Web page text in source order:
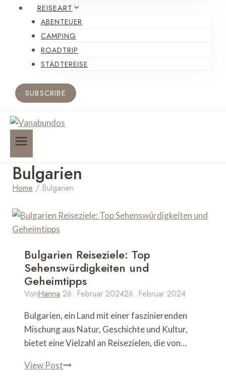
REISEART
ABENTEUER
CAMPING
ROADTRIP
STÄDTEREISE
SUBSCRIBE
Bulgarien
Home / Bulgarien
Bulgarien Reiseziele: Top
Sehenswürdigkeiten und
Geheimtipps
VonHanna 26. Februar 202426. Februar 2024
Bulgarien, ein Land mit einer faszinierenden
Mischung aus Natur, Geschichte und Kultur,
bietet eine Vielzahl an Reisezielen, die von…
View PostBulgarien